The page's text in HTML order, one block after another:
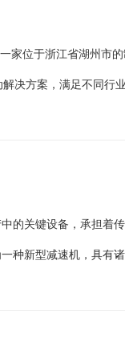
家位于浙江省湖州市
决方案，满足不同行
的关键设备，承担着
种新型减速机，具有